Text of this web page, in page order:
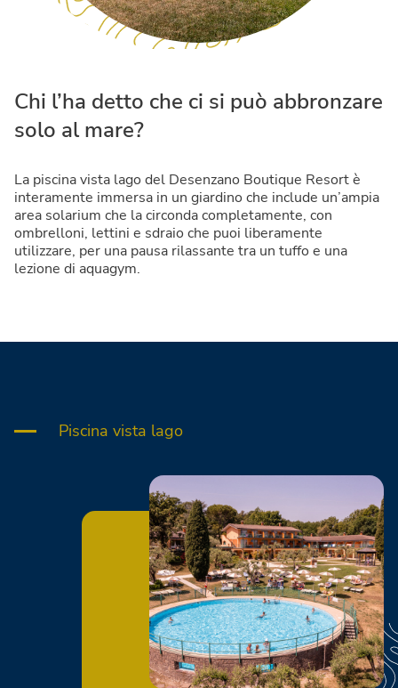
Chi l’ha detto che ci si può abbronzare
solo al mare?
La piscina vista lago del Desenzano Boutique Resort è
interamente immersa in un giardino che include un’ampia
area solarium che la circonda completamente, con
ombrelloni, lettini e sdraio che puoi liberamente
utilizzare, per una pausa rilassante tra un tuffo e una
lezione di aquagym.
Piscina vista lago